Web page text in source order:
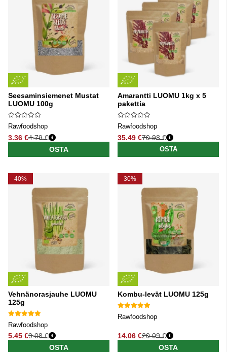
Seesaminsiemenet Mustat
LUOMU 100g
Rawfoodshop
3.36 €
Normaali hinta
4.79 €
OSTA
Amarantti LUOMU 1kg x 5
pakettia
Rawfoodshop
35.49 €
Normaali hinta
70.98 €
OSTA
40%
Vehnänorasjauhe LUOMU
125g
Rawfoodshop
5.45 €
Normaali hinta
9.08 €
OSTA
30%
Kombu-levät LUOMU 125g
Rawfoodshop
14.06 €
Normaali hinta
20.09 €
OSTA